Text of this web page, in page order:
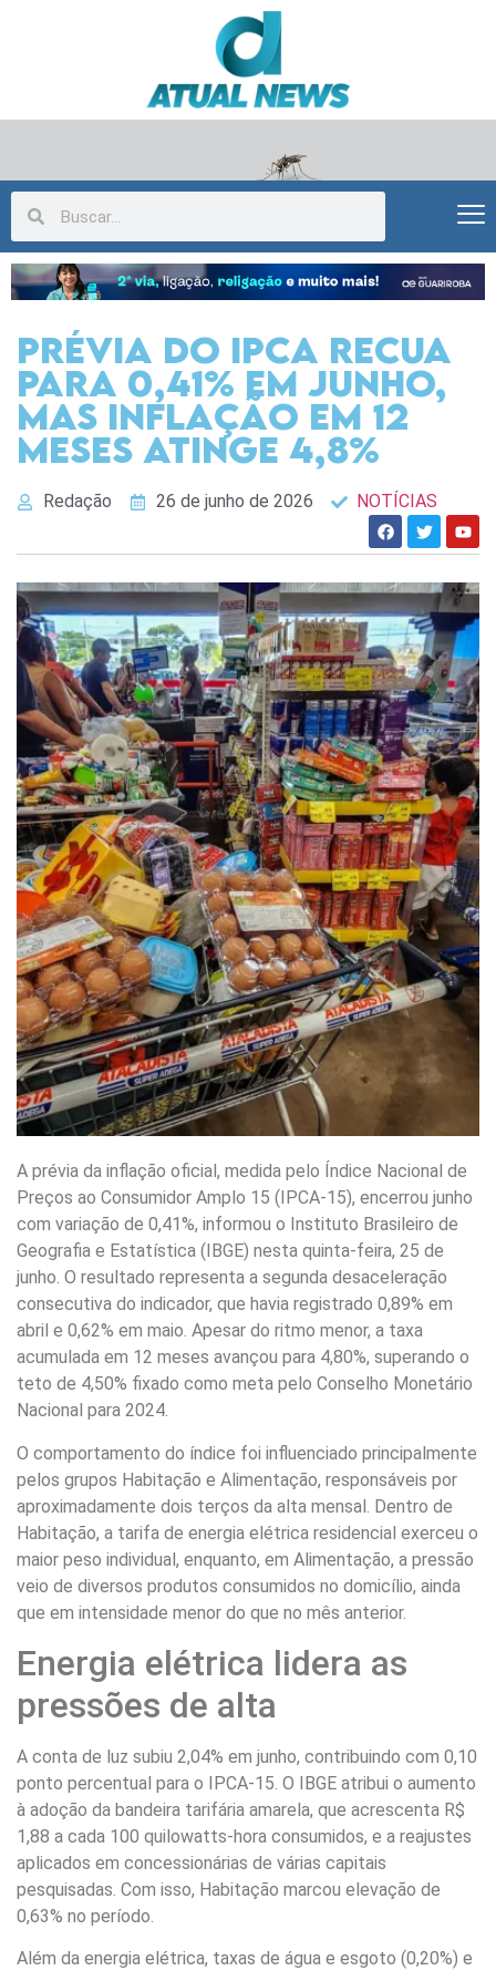
Prévia do IPCA recua
para 0,41% em junho,
mas inflação em 12
meses atinge 4,8%
Redação 26 de junho de 2026 NOTÍCIAS
A prévia da inflação oficial, medida pelo Índice Nacional de
Preços ao Consumidor Amplo 15 (IPCA-15), encerrou junho
com variação de 0,41%, informou o Instituto Brasileiro de
Geografia e Estatística (IBGE) nesta quinta-feira, 25 de
junho. O resultado representa a segunda desaceleração
consecutiva do indicador, que havia registrado 0,89% em
abril e 0,62% em maio. Apesar do ritmo menor, a taxa
acumulada em 12 meses avançou para 4,80%, superando o
teto de 4,50% fixado como meta pelo Conselho Monetário
Nacional para 2024.
O comportamento do índice foi influenciado principalmente
pelos grupos Habitação e Alimentação, responsáveis por
aproximadamente dois terços da alta mensal. Dentro de
Habitação, a tarifa de energia elétrica residencial exerceu o
maior peso individual, enquanto, em Alimentação, a pressão
veio de diversos produtos consumidos no domicílio, ainda
que em intensidade menor do que no mês anterior.
Energia elétrica lidera as
pressões de alta
A conta de luz subiu 2,04% em junho, contribuindo com 0,10
ponto percentual para o IPCA-15. O IBGE atribui o aumento
à adoção da bandeira tarifária amarela, que acrescenta R$
1,88 a cada 100 quilowatts-hora consumidos, e a reajustes
aplicados em concessionárias de várias capitais
pesquisadas. Com isso, Habitação marcou elevação de
0,63% no período.
Além da energia elétrica, taxas de água e esgoto (0,20%) e